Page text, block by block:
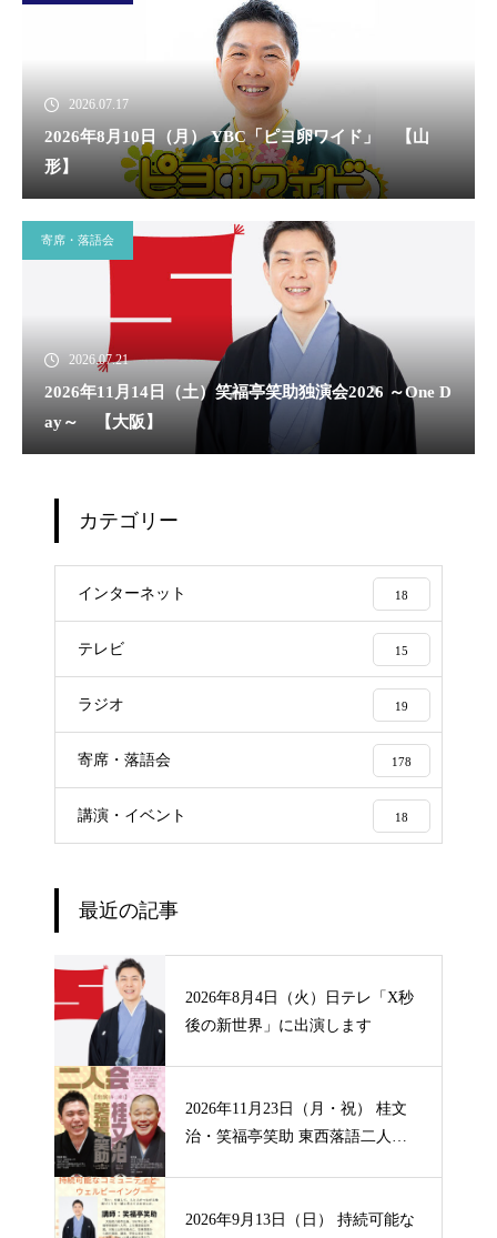
2026.07.17
2026年8月10日（月） YBC「ピヨ卵ワイド」 【山
形】
寄席・落語会
2026.07.21
2026年11月14日（土）笑福亭笑助独演会2026 ～One D
ay～ 【大阪】
カテゴリー
インターネット 18
テレビ 15
ラジオ 19
寄席・落語会 178
講演・イベント 18
最近の記事
2026年8月4日（火）日テレ「X秒
後の新世界」に出演します
2026年11月23日（月・祝） 桂文
治・笑福亭笑助 東西落語二人
2026年9月13日（日） 持続可能な